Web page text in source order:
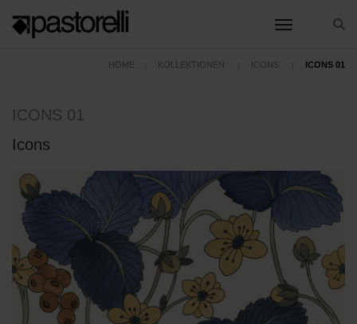
toggle
HOME KOLLEKTIONEN ICONS ICONS 01
ICONS 01
Icons